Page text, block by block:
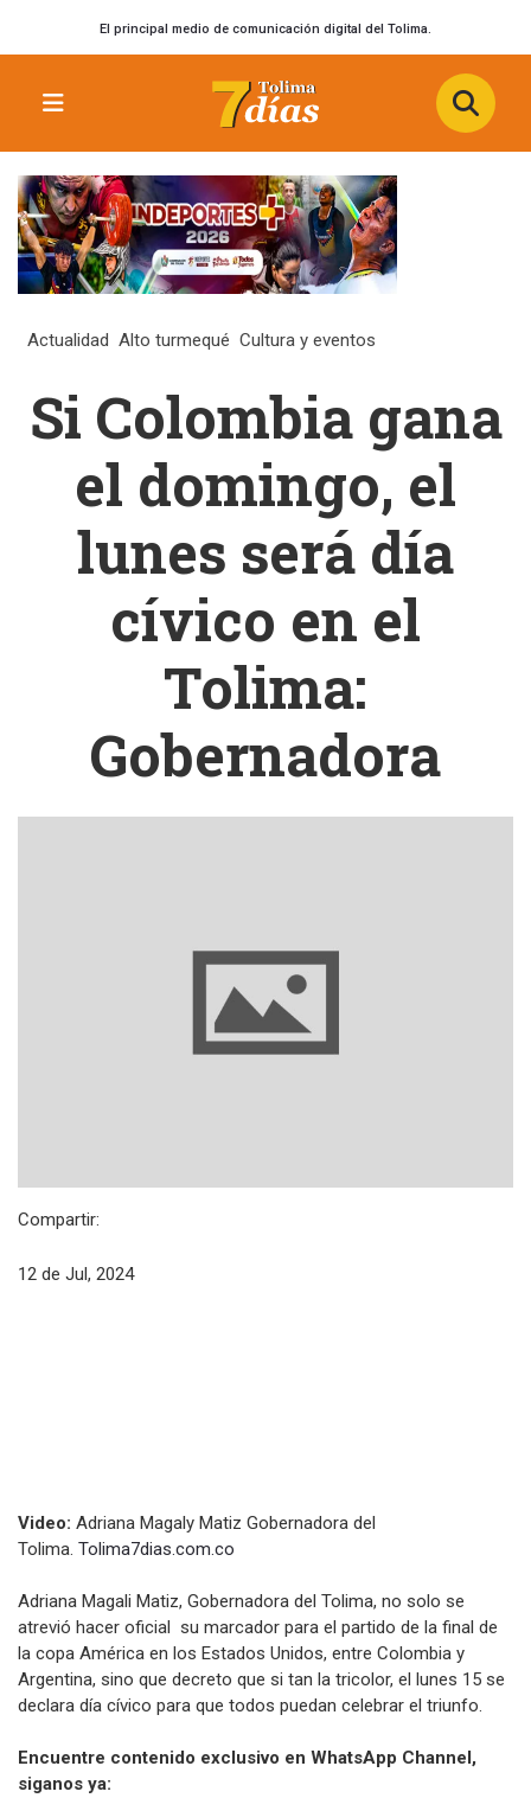
El principal medio de comunicación digital del Tolima.
Actualidad Alto turmequé Cultura y eventos
Si Colombia gana
el domingo, el
lunes será día
cívico en el
Tolima:
Gobernadora
Compartir:
12 de Jul, 2024
Video: Adriana Magaly Matiz Gobernadora del
Tolima. Tolima7dias.com.co
Adriana Magali Matiz, Gobernadora del Tolima, no solo se
atrevió hacer oficial su marcador para el partido de la final de
la copa América en los Estados Unidos, entre Colombia y
Argentina, sino que decreto que si tan la tricolor, el lunes 15 se
declara día cívico para que todos puedan celebrar el triunfo.
Encuentre contenido exclusivo en WhatsApp Channel,
siganos ya: